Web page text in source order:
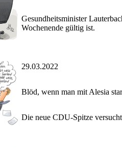
Gesundheitsminister
Wochenende gültig ist.
29.03.2022
Blöd, wenn man mit Alesia
Die neue CDU-Spitze